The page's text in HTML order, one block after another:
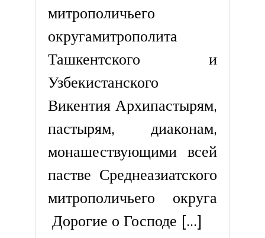
митрополичьего
округамитрополита
Ташкентского и
Узбекистанского
Викентия Архипастырям,
пастырям, диаконам,
монашествующими всей
пастве Среднеазиатского
митрополичьего округа
Дорогие о Господе […]